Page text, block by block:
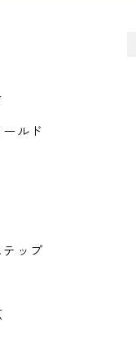
ルド
ップ